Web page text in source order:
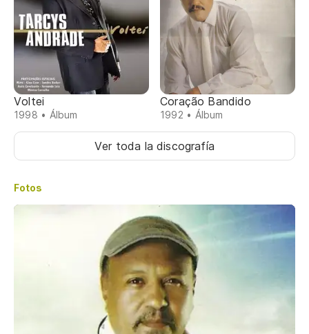
Voltei
1998 • Álbum
Coração Bandido
1992 • Álbum
Ver toda la discografía
Fotos